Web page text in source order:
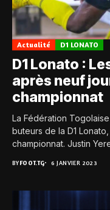
Actualité D1 LONATO
D1 Lonato :
après neuf
championnat
La Fédération
buteurs de la D1
championnat. Justin
BYFOOT.TG 6 JANVIER 2023